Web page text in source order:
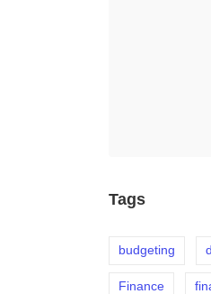
Tags
budgeting
Finance